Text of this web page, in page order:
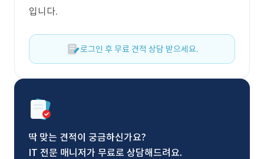
입니다.
로그인 후 무료 견적 상담 받으세요.
딱 맞는 견적이 궁금하신가요?
IT 전문 매니저가 무료로 상담해드려요.